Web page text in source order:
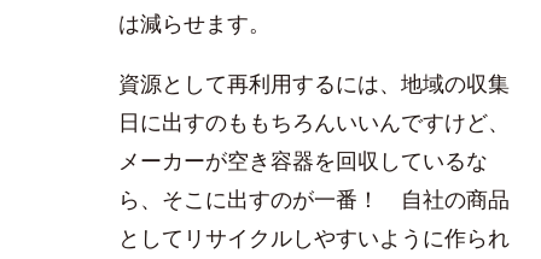
は減らせます。
資源として再利用するには、地域の収集
日に出すのももちろんいいんですけど、
メーカーが空き容器を回収しているな
ら、そこに出すのが一番！ 自社の商品
としてリサイクルしやすいように作られ